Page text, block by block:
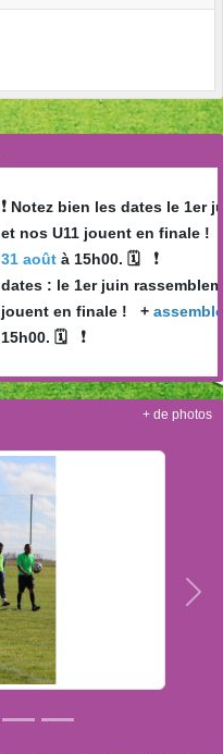
Notez bien les dates le 1er
et nos U11 jouent en finale !
31 août à 15h00. 🗓❗️
dates : le 1er juin
jouent en finale ! +
15h00. 🗓❗️
+ de photos